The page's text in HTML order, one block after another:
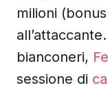
milioni
all’attaccante.
bianconeri,
sessione di